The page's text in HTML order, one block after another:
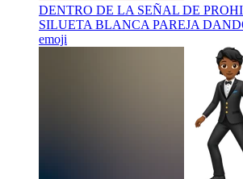
DENTRO DE LA SEÑAL DE
SILUETA BLANCA PAREJA
emoji